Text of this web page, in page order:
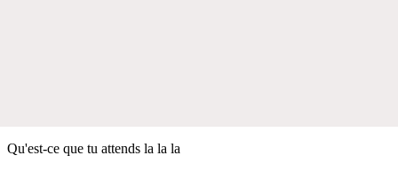
Qu'est-ce que tu attends la la la